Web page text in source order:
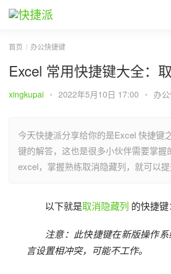
首页 办公快捷键
Excel 常用快捷键大全：
xingkupai • 2022年5月10日 17:00 • 办
今天快捷派分享给你的是Excel 快捷键
键的解答，这也是很多小伙伴需要掌握
excel，掌握熟练取消隐藏列，就可以提
以下就是取消隐藏列 的快捷键：
注意：此快捷键在新版操作
言设置相冲突，可能不工作。